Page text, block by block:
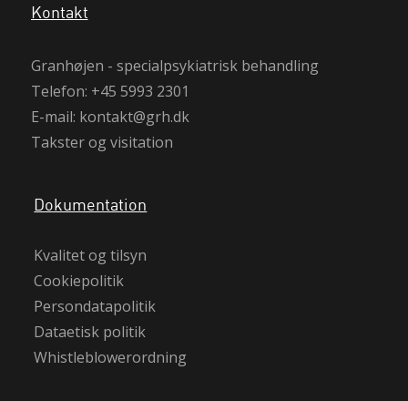
Kontakt
Granhøjen - specialpsykiatrisk behandling
Telefon: +45 5993 2301
E-mail: kontakt@grh.dk
Takster og visitation
Dokumentation
Kvalitet og tilsyn
Cookiepolitik
Persondatapolitik
Dataetisk politik
Whistleblowerordning